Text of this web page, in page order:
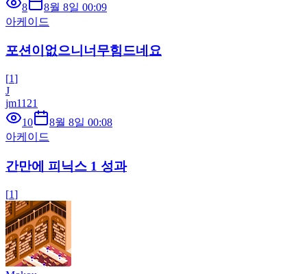
8
8월 8일 00:09
아케이드
포션이없으니너무힘드네요
[1]
J
jm1121
10
8월 8일 00:08
아케이드
간만에 피닉스 1 성과
[1]